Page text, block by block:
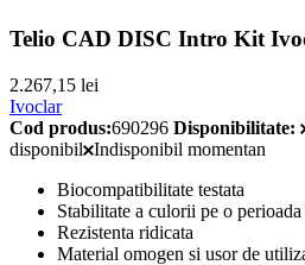
Telio CAD DISC Intro Kit
2.267,15 lei
Ivoclar
Cod produs:690296 Disponibilitate:
disponibil Indisponibil momentan
Biocompatibilitate testata
Stabilitate a culorii pe o
Rezistenta ridicata
Material omogen si usor de